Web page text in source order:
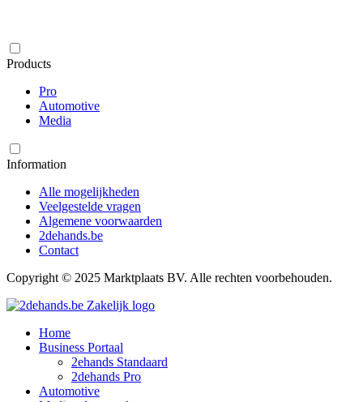
Products
Pro
Automotive
Media
Information
Alle mogelijkheden
Veelgestelde vragen
Algemene voorwaarden
2dehands.be
Contact
Copyright © 2025 Marktplaats BV. Alle rechten voorbehouden.
Home
Business Portaal
2ehands Standaard
2dehands Pro
Automotive